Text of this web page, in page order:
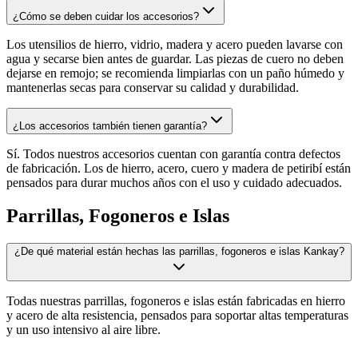
¿Cómo se deben cuidar los accesorios?
Los utensilios de hierro, vidrio, madera y acero pueden lavarse con
agua y secarse bien antes de guardar. Las piezas de cuero no deben
dejarse en remojo; se recomienda limpiarlas con un paño húmedo y
mantenerlas secas para conservar su calidad y durabilidad.
¿Los accesorios también tienen garantía?
Sí. Todos nuestros accesorios cuentan con garantía contra defectos
de fabricación. Los de hierro, acero, cuero y madera de petiribí están
pensados para durar muchos años con el uso y cuidado adecuados.
Parrillas, Fogoneros e Islas
¿De qué material están hechas las parrillas, fogoneros e islas Kankay?
Todas nuestras parrillas, fogoneros e islas están fabricadas en hierro
y acero de alta resistencia, pensados para soportar altas temperaturas
y un uso intensivo al aire libre.